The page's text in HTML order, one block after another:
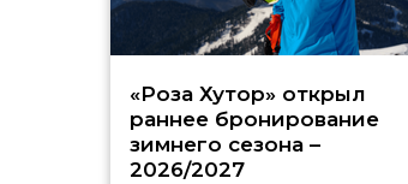
«Роза Хутор» открыл
раннее бронирование
зимнего сезона –
2026/2027